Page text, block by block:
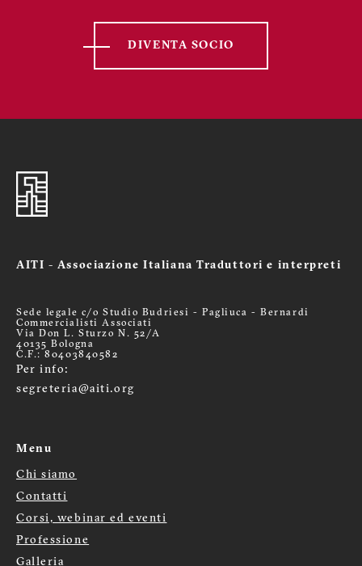
DIVENTA SOCIO
AITI - Associazione Italiana Traduttori e interpreti
Sede legale c/o Studio Budriesi - Pagliuca - Bernardi
Commercialisti Associati
Via Don L. Sturzo N. 52/A
40135 Bologna
C.F.: 80403840582
Per info:
segreteria@aiti.org
Menu
Menù
footer
Chi siamo
Contatti
Corsi, webinar ed eventi
Professione
Galleria